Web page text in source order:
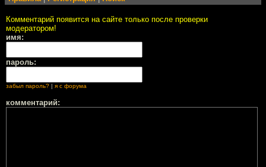
Комментарий появится на сайте только после проверки
модератором!
имя:
пароль:
забыл пароль? я с форума
комментарий: